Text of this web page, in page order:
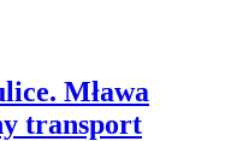
Mława
transport